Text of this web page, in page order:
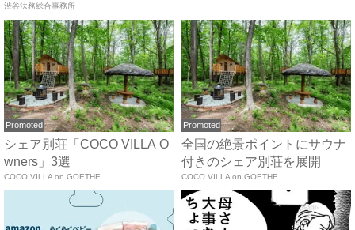
で...
渋谷法務総合事務所
Promoted
シェア別荘「COCO VILLA O
wners」3選
COCO VILLA on GOETHE
Promoted
全国の絶景ポイントにサウナ
付きのシェア別荘を展開
COCO VILLA on GOETHE